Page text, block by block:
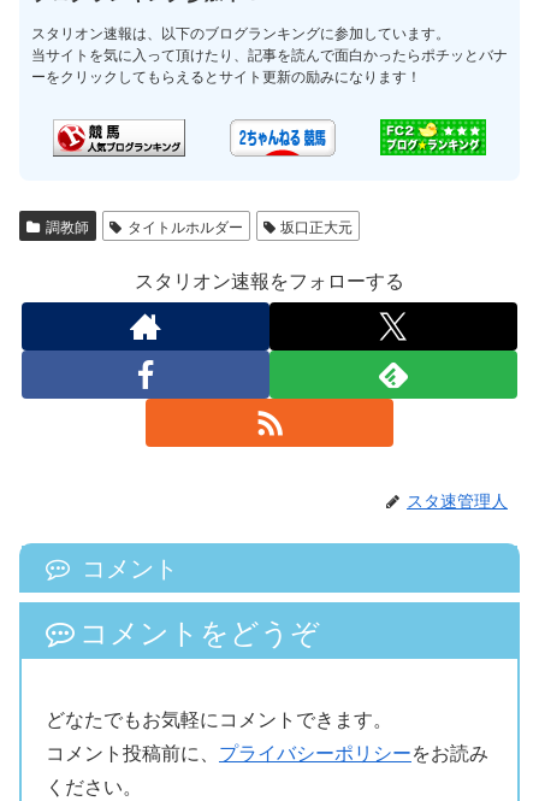
スタリオン速報は、以下のブログランキングに参加しています。
当サイトを気に入って頂けたり、記事を読んで面白かったらポチッとバナ
ーをクリックしてもらえるとサイト更新の励みになります！
調教師 タイトルホルダー 坂口正大元
スタリオン速報をフォローする
スタ速管理人
コメント
コメントをどうぞ
どなたでもお気軽にコメントできます。
コメント投稿前に、 プライバシーポリシーをお読み
ください。